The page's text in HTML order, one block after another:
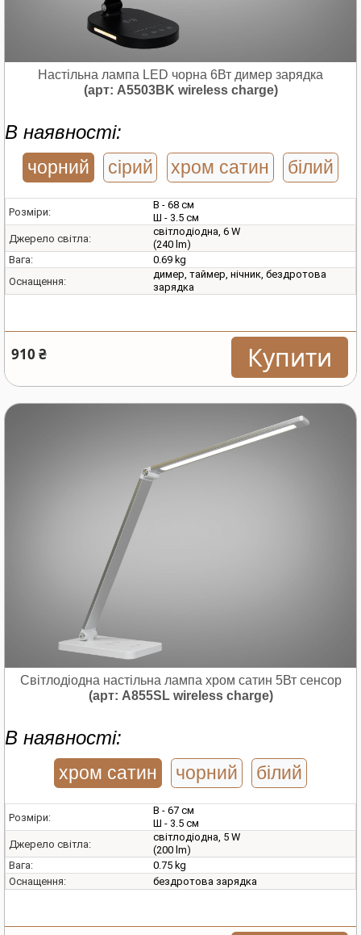
Настільна лампа LED чорна 6Вт димер зарядка
(арт: A5503BK wireless charge)
В наявності:
чорний сірий хром сатин білий
Розміри:
В - 68 см
Ш - 3.5 см
Джерело світла:
світлодіодна, 6 W
(240 lm)
Вага:
0.69 kg
Оснащення:
димер, таймер, нічник, бездротова
зарядка
910 ₴ Купити
Світлодіодна настільна лампа хром сатин 5Вт сенсор
(арт: A855SL wireless charge)
В наявності:
хром сатин чорний білий
Розміри:
В - 67 см
Ш - 3.5 см
Джерело світла:
світлодіодна, 5 W
(200 lm)
Вага:
0.75 kg
Оснащення:
бездротова зарядка